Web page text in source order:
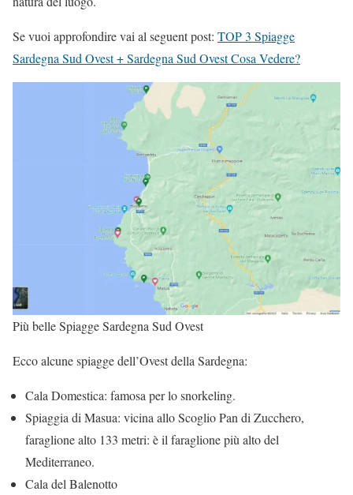
Se vuoi approfondire vai al seguent post: TOP 3 Spiagge
Sardegna Sud Ovest + Sardegna Sud Ovest Cosa Vedere?
Più belle Spiagge Sardegna Sud Ovest
Ecco alcune spiagge dell’Ovest della Sardegna:
Cala Domestica: famosa per lo snorkeling.
Spiaggia di Masua: vicina allo Scoglio Pan di Zucchero,
faraglione alto 133 metri: è il faraglione più alto del
Mediterraneo.
Cala del Balenotto